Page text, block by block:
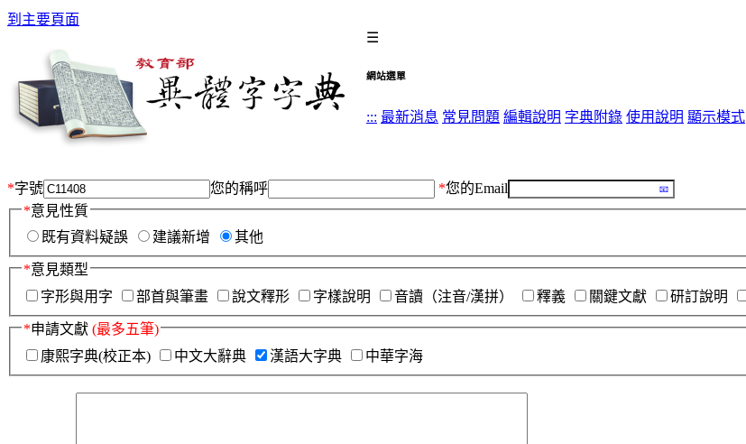
到主要頁面
☰
網站選單
::: 最新消息 常見問題 編輯說明 字典附錄 使用說明 顯示模式
*字號 您的稱呼 *您的Email
*意見性質
既有資料疑誤
建議新增 其他
*意見類型
字形與用字
部首與筆畫 說文釋形 字樣說明 音讀（注音/漢拼） 釋義 關鍵文獻 研訂說明
*申請文獻 (最多五筆)
康熙字典(校正本)
中文大辭典 漢語大字典 中華字海